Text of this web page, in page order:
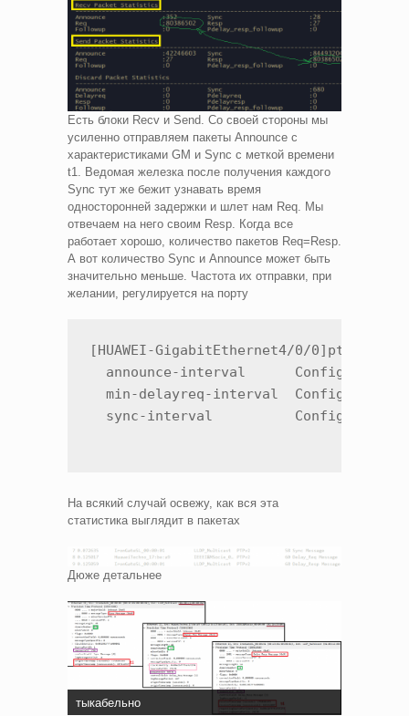
Есть блоки Recv и Send. Со своей стороны мы
усиленно отправляем пакеты Announce с
характеристиками GM и Sync c меткой времени
t1. Ведомая железка после получения каждого
Sync тут же бежит узнавать время
односторонней задержки и шлет нам Req. Мы
отвечаем на него своим Resp. Когда все
работает хорошо, количество пакетов Req=Resp.
А вот количество Sync и Announce может быть
значительно меньше. Частота их отправки, при
желании, регулируется на порту
[HUAWEI-
announce-interval      Configure
min-delayreq-interval  Configure
sync-interval          Configure
На всякий случай освежу, как вся эта
статистика выглядит в пакетах
Дюже детальнее
тыкабельно